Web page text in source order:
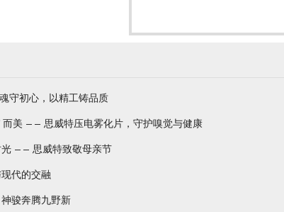
守初心，以精工铸品质
而美 —— 思威特压电雾化片，守护嗅觉与健康
—— 思威特致敬母亲节
代的交融
骏奔腾九野新